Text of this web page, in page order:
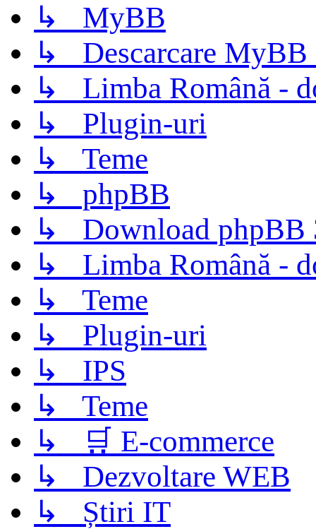
↳ MyBB
↳ Descarcare MyBB
↳ Limba Română -
↳ Plugin-uri
↳ Teme
↳ phpBB
↳ Download phpBB
↳ Limba Română -
↳ Teme
↳ Plugin-uri
↳ IPS
↳ Teme
↳ 🛒 E-commerce
↳ Dezvoltare WEB
↳ Știri IT